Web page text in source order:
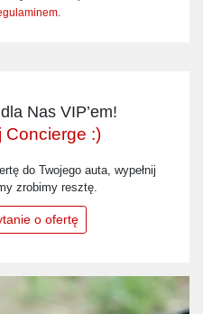
.
Nas VIP’em!
Concierge :)
do Twojego auta, wypełnij
zrobimy resztę.
o ofertę